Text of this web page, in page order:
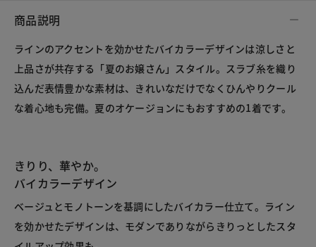
商品説明
ラインのアクセントを効かせたバイカラーデザインは涼しさと
上品さが共存する「夏のお嬢さん」スタイル。スラブ糸を織り
込んだ表情豊かな素材は、きれいなだけでなくひんやりクール
な着心地も完備。夏のオケージョンにもおすすめの1着です。
きりり、華やか。
バイカラーデザイン
ベージュとモノトーンを基調にしたバイカラー仕立て。ライン
を効かせたデザインは、モダンでありながらきりっとしたスタ